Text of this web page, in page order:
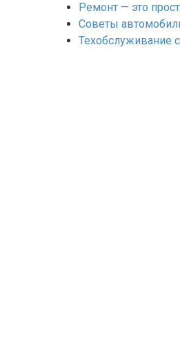
Ремонт — это
Советы
Техобслуживание